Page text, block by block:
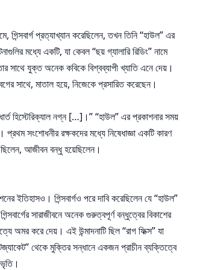
গিন্সবার্গ প্রত্যাখ্যান করেছিলেন, তখন তিনি “হাউল” এর
মধ্যে একটি, যা কেবল “ছয় গ্যালারি রিডিং” নামে
সাথে যুক্ত অনেক কবিকে বিশ্বব্যাপী খ্যাতি এনে দেয়।
সাথে, মাতাল হয়ে, নিজেকে প্রসারিত করেছেন।
হিস্টেরিক্যাল নগ্ন […]।” “হাউল” এর প্রকাশনার সময়
সংশোধনীর রক্ষকদের মধ্যে নিষেধাজ্ঞা একটি কারণ
ছিলেন, আজীবন বন্ধু হয়েছিলেন।
ইতিহাসও। গিন্সবার্গও পরে দাবি করেছিলেন যে “হাউল”
সারাজীবনে অনেক গুরুত্বপূর্ণ বন্ধুত্বের বিকাশের
অমর করে দেয়। এই উন্মাদনাটি ছিল “রাগ ফিক্স” যা
থেকে মুক্তির সন্ধানে একজন প্রাচীন ব্যক্তিত্বে